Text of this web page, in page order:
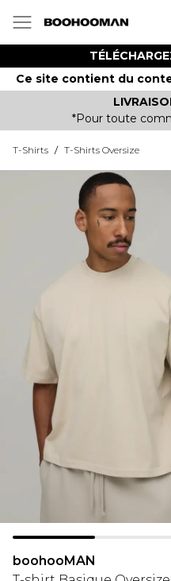
Ce site contient du
*Pour toute
T-Shirts / T-Shirts Oversize
boohooMAN